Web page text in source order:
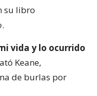
su libro
.
vida y lo ocurrido
Keane,
de burlas por